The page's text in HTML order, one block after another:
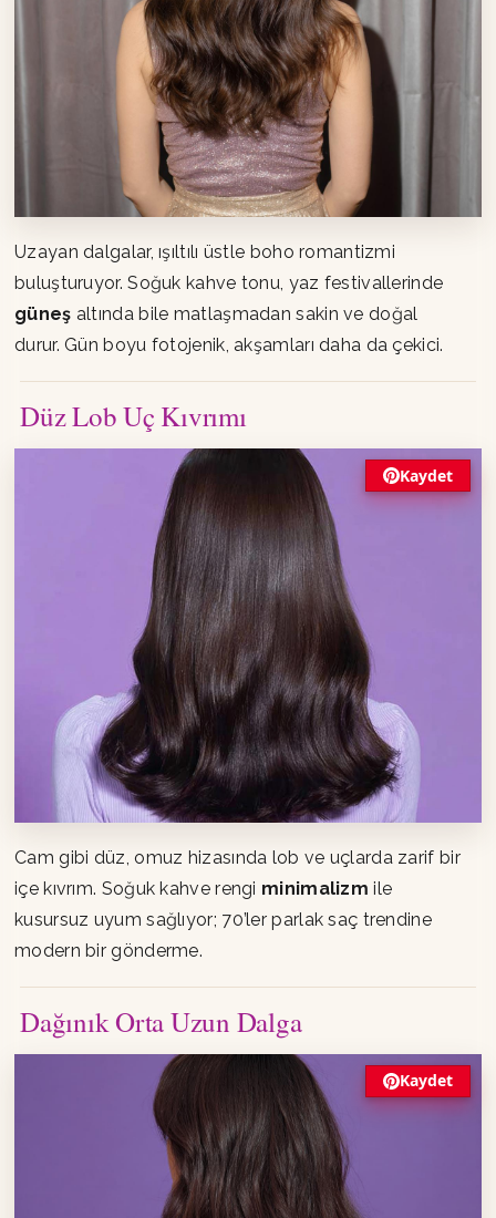
Uzayan dalgalar, ışıltılı üstle boho romantizmi
buluşturuyor. Soğuk kahve tonu, yaz festivallerinde
güneş altında bile matlaşmadan sakin ve doğal
durur. Gün boyu fotojenik, akşamları daha da çekici.
Düz Lob Uç Kıvrımı
Kaydet
Cam gibi düz, omuz hizasında lob ve uçlarda zarif bir
içe kıvrım. Soğuk kahve rengi minimalizm ile
kusursuz uyum sağlıyor; 70’ler parlak saç trendine
modern bir gönderme.
Dağınık Orta Uzun Dalga
Kaydet